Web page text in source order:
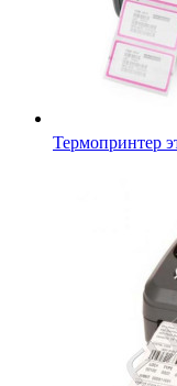
Zebra GK-420t